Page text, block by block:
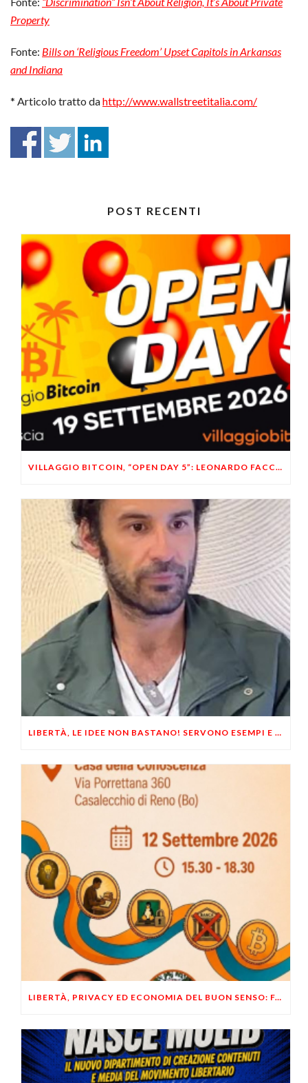
Property
Fonte: Bills on ‘Religious Freedom’ Upset Capitols in Arkansas
and Indiana
* Articolo tratto dahttp://www.wallstreetitalia.com/
POST RECENTI
VILLAGGIO BITCOIN, “OPEN DAY 5”: LEONARDO FACCO OSPITE A BRESCIA
LIBERTÀ, LE IDEE NON BASTANO! SERVONO ESEMPI E UN PO’ DI COERENZA
LIBERTÀ, PRIVACY ED ECONOMIA DEL BUON SENSO: FACCO E MUSUMECI A CASALECCHIO DI RENO (BO)